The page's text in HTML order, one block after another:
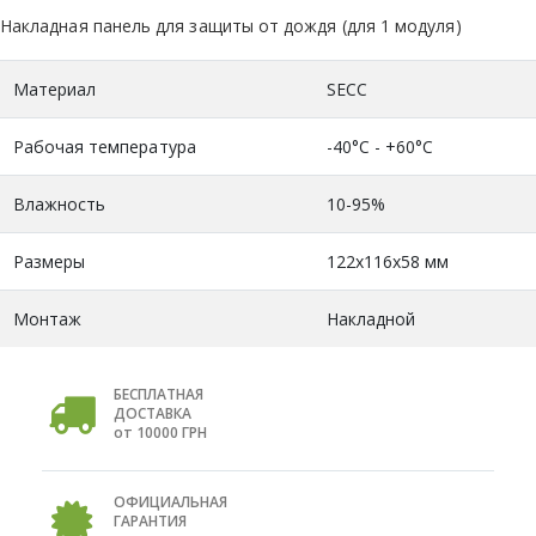
Накладная панель для защиты от дождя (для 1 модуля)
Материал SECC
Рабочая температура -40°С - +60°С
Влажность 10-95%
Размеры 122x116x58 мм
Монтаж Накладной
БЕСПЛАТНАЯ
ДОСТАВКА
от 10000 ГРН
ОФИЦИАЛЬНАЯ
ГАРАНТИЯ